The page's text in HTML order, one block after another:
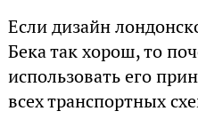
Если дизайн
Бека так хорош, то
использовать его
всех транспортных